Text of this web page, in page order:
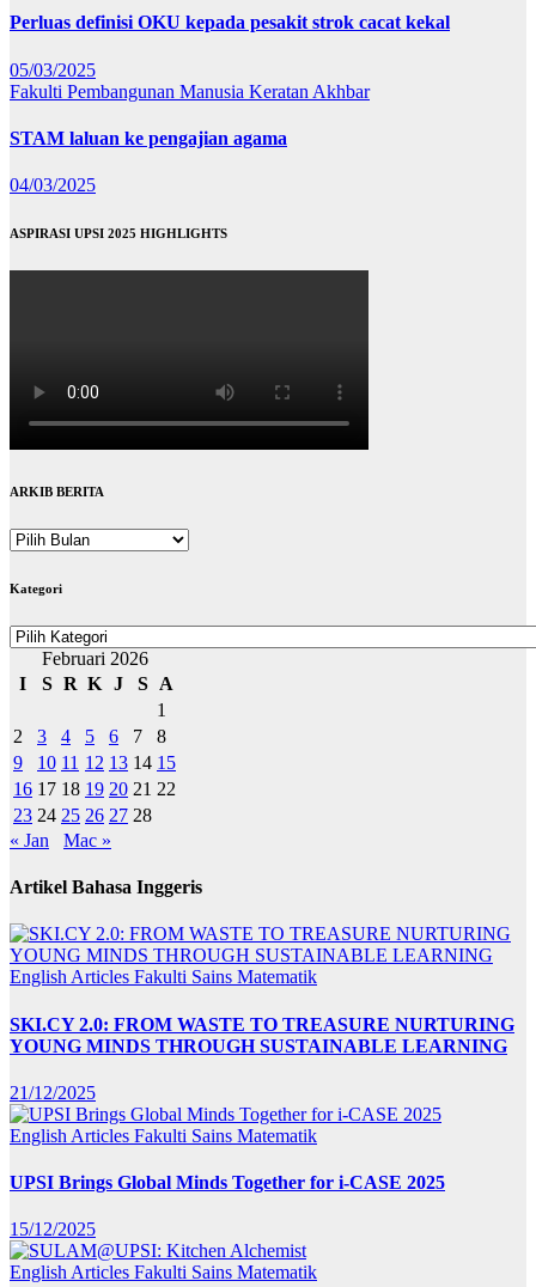
Perluas definisi OKU kepada pesakit strok cacat kekal
05/03/2025
Fakulti Pembangunan Manusia Keratan Akhbar
STAM laluan ke pengajian agama
04/03/2025
ASPIRASI UPSI 2025 HIGHLIGHTS
ARKIB BERITA
ARKIB
Kategori
Kategori
Februari 2026
I
S R K J S
A
1
2
3 4 5 6 7
8
9
10 11 12 13 14 15
16 17 18 19 20 21 22
23 24 25 26 27 28
« Jan
Mac »
Artikel Bahasa Inggeris
English Articles Fakulti Sains Matematik
SKI.CY 2.0: FROM WASTE TO TREASURE NURTURING
YOUNG MINDS THROUGH SUSTAINABLE LEARNING
21/12/2025
English Articles Fakulti Sains Matematik
UPSI Brings Global Minds Together for i-CASE 2025
15/12/2025
English Articles Fakulti Sains Matematik